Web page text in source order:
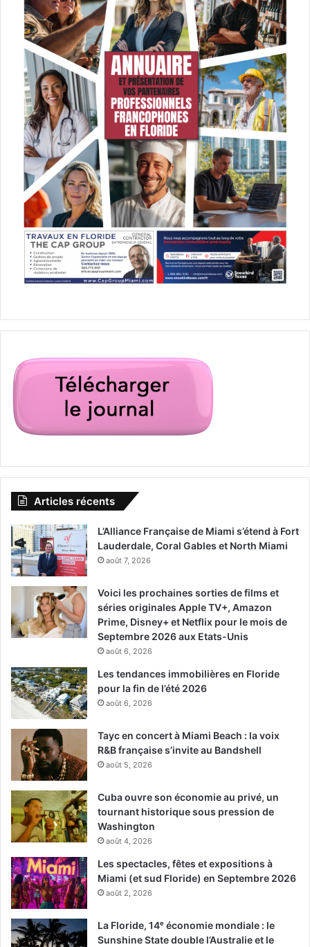
Kingsman: The Golden Circle
[ot-video type= »youtube » url= »https://youtu.be/6Nxc-
3WpMbg »]
Les « Kingsman » sont des agents secrets Britanniques au
look de parfait gentlemen en costume 3 pieces, mais ne
vous fiez pas aux apparences, ils n’en sont pas moins
redoutables. Alors que leur QG vient d’être détruit, ils font
la découverte d’une organisation Américaine soeur: Les
Stateman. Ensemble ils vont lutter contre un ennemi
commun mais la différence de culture entre ces 2
organisations est parfois hilarante.
Une comédie d’action de Matthew Vaughn avec Taron
Egerton, Halle Berry.
22 Septembre 2017
Loving Vincent
url= »https://youtu.be/47h6pQ6StCk »]
Premier dans le genre, ce film animation s’appui sur
l’oeuvre de Vincent Van Gogh pour raconter sa vie
Un film de Dorota Kobiela et Hugh Welchman.
22 Septembre 2017
The Lego Ninjago Movie
[ot-video type= »youtube »
url= »https://youtu.be/F5JV3nVOLMA »]
Ninjago city est menacée par Garmadon et son armée de
vilains monstres. Lloyd, Jay, Kai, Cole, Zane et Nya 6
jeunes ninjas vont devoir affronter cet ennemi pour
menant leur vie d’adolescent ….
Un film d’animation de Charlie Bean et les voix de Justin
Theroux, Jackie Chan.
Articles récents
L’Alliance Française de Miami s’étend à Fort
Lauderdale, Coral Gables et North Miami
août 7, 2026
Voici les prochaines sorties de films et
séries originales Apple TV+, Amazon
Prime, Disney+ et Netflix pour le mois de
Septembre 2026 aux Etats-Unis
août 6, 2026
Les tendances immobilières en Floride
pour la fin de l’été 2026
août 6, 2026
Tayc en concert à Miami Beach : la voix
R&B française s’invite au Bandshell
août 5, 2026
Cuba ouvre son économie au privé, un
tournant historique sous pression de
Washington
août 4, 2026
Les spectacles, fêtes et expositions à
Miami (et sud Floride) en Septembre 2026
août 2, 2026
La Floride, 14ᵉ économie mondiale : le
Sunshine State double l’Australie et le